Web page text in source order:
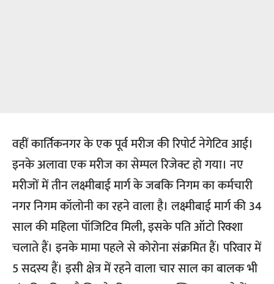
वहीं कार्तिकनगर के एक पूर्व मरीज की रिपोर्ट नेगेटिव आई।
इनके अलावा एक मरीज का सेम्पल रिजेक्ट हो गया। नए
मरीजों में तीन लक्ष्मीबाई मार्ग के जबकि निगम का कर्मचारी
नगर निगम कॉलोनी का रहने वाला है। लक्ष्मीबाई मार्ग की 34
साल की महिला पॉजिटिव मिली, इसके पति ऑटो रिक्शा
चलाते हैं। इनके मामा पहले से कोरोना संक्रमित हैं। परिवार में
5 सदस्य हैं। इसी क्षेत्र में रहने वाला चार साल का बालक भी